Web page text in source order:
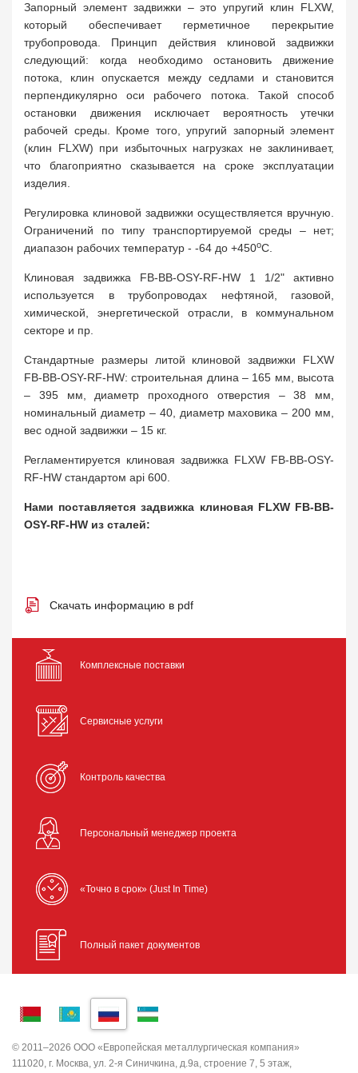
Запорный элемент задвижки – это упругий клин FLXW,
который обеспечивает герметичное перекрытие
трубопровода. Принцип действия клиновой задвижки
следующий: когда необходимо остановить движение
потока, клин опускается между седлами и становится
перпендикулярно оси рабочего потока. Такой способ
остановки движения исключает вероятность утечки
рабочей среды. Кроме того, упругий запорный элемент
(клин FLXW) при избыточных нагрузках не заклинивает,
что благоприятно сказывается на сроке эксплуатации
изделия.
Регулировка клиновой задвижки осуществляется вручную.
Ограничений по типу транспортируемой среды – нет;
диапазон рабочих температур - -64 до +450оС.
Клиновая задвижка FB-BB-OSY-RF-HW 1 1/2" активно
используется в трубопроводах нефтяной, газовой,
химической, энергетической отрасли, в коммунальном
секторе и пр.
Стандартные размеры литой клиновой задвижки FLXW
FB-BB-OSY-RF-HW: строительная длина – 165 мм, высота
– 395 мм, диаметр проходного отверстия – 38 мм,
номинальный диаметр – 40, диаметр маховика – 200 мм,
вес одной задвижки – 15 кг.
Регламентируется клиновая задвижка FLXW FB-BB-OSY-
RF-HW стандартом api 600.
Нами поставляется задвижка клиновая FLXW FB-BB-
OSY-RF-HW из сталей:
Скачать информацию в pdf
Комплексные поставки
Сервисные услуги
Контроль качества
Персональный менеджер проекта
«Точно в срок» (Just In Time)
Полный пакет документов
© 2011–2026 ООО «Европейская металлургическая компания»
111020, г. Москва, ул. 2-я Синичкина, д.9а, строение 7, 5 этаж,